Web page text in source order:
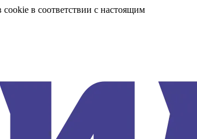
в соответствии с настоящим